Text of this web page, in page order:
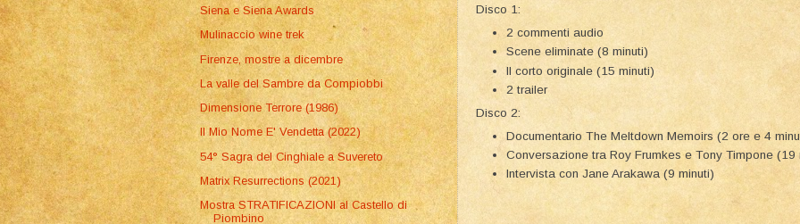
Disco 1:
2 commenti audio
Scene eliminate (8 minuti)
Il corto originale (15 minuti)
2 trailer
Disco 2:
Documentario The Meltdown Memoirs (2 ore e 4
Conversazione tra Roy Frumkes e Tony Timpone (19
Intervista con Jane Arakawa (9 minuti)
Siena e Siena Awards
Mulinaccio wine trek
Firenze, mostre a dicembre
La valle del Sambre da Compiobbi
Dimensione Terrore (1986)
Il Mio Nome E' Vendetta (2022)
54° Sagra del Cinghiale a Suvereto
Matrix Resurrections (2021)
Mostra STRATIFICAZIONI al Castello di
Piombino